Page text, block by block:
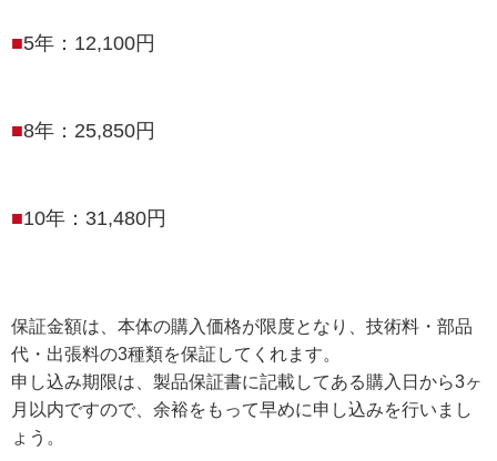
5年：12,100円
8年：25,850円
10年：31,480円
保証金額は、本体の購入価格が限度となり、技術料・部品
代・出張料の3種類を保証してくれます。
申し込み期限は、製品保証書に記載してある購入日から3ヶ
月以内ですので、余裕をもって早めに申し込みを行いまし
ょう。